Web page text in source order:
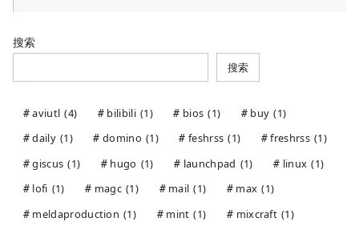
搜索
搜索
aviutl (4) bilibili (1) bios (1) buy (1)
daily (1) domino (1) feshrss (1) freshrss (1)
giscus (1) hugo (1) launchpad (1) linux (1)
lofi (1) magc (1) mail (1) max (1)
meldaproduction (1) mint (1) mixcraft (1)